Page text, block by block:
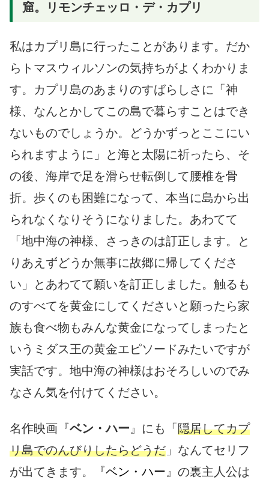
窟。リモンチェッロ・デ・カプリ
私はカプリ島に行ったことがあります。だか
らトマスウィルソンの気持ちがよくわかりま
す。カプリ島のあまりのすばらしさに「神
様、なんとかしてこの島で暮らすことはでき
ないものでしょうか。どうかずっとここにい
られますように」と海と太陽に祈ったら、そ
の後、海岸で足を滑らせ転倒して腰椎を骨
折。歩くのも困難になって、本当に島から出
られなくなりそうになりました。あわてて
「地中海の神様、さっきのは訂正します。と
りあえずどうか無事に故郷に帰してくださ
い」とあわてて願いを訂正しました。触るも
のすべてを黄金にしてくださいと願ったら家
族も食べ物もみんな黄金になってしまったと
いうミダス王の黄金エピソードみたいですが
実話です。地中海の神様はおそろしいのでみ
なさん気を付けてください。
名作映画『ベン・ハー 』にも「 隠居してカプ
リ島でのんびりしたらどうだ 」なんてセリフ
が出てきます。『ベン・ハー 』の裏主人公は